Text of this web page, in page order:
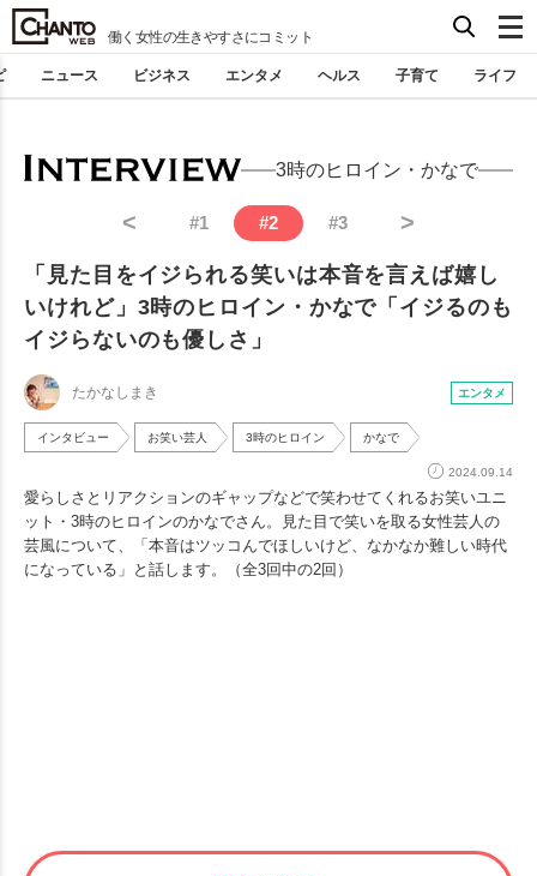
働く女性の生きやすさにコミット
ニュース ビジネス エンタメ ヘルス 子育て ライフ
3時のヒロイン・かなで
< #1 #2 #3 >
「見た目をイジられる笑いは本音を言えば嬉し
いけれど」3時のヒロイン・かなで「イジるのも
イジらないのも優しさ」
たかなしまき エンタメ
インタビュー お笑い芸人 3時のヒロイン かなで
2024.09.14
愛らしさとリアクションのギャップなどで笑わせてくれるお笑いユニ
ット・3時のヒロインのかなでさん。見た目で笑いを取る女性芸人の
芸風について、「本音はツッコんでほしいけど、なかなか難しい時代
になっている」と話します。（全3回中の2回）